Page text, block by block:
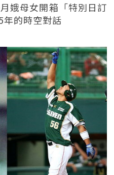
娥母女開箱「特別日訂
年的時空對話